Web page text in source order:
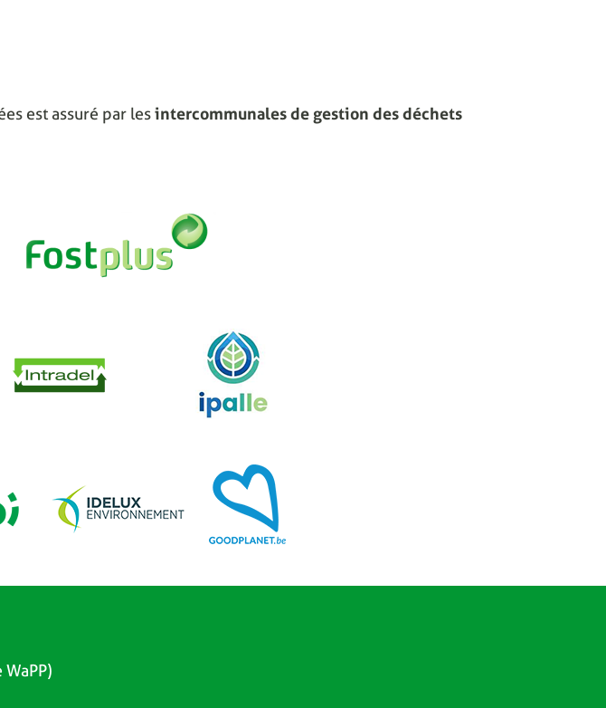
est assuré par lesintercommunales de gestion des déchets